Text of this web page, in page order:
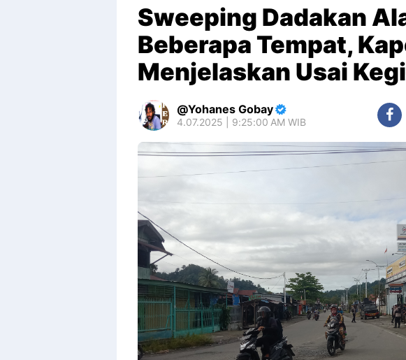
Sweeping Dadakan
Beberapa Tempat,
Menjelaskan Usai
Yohanes Gobay
4.07.2025 | 9:25:00 AM WIB